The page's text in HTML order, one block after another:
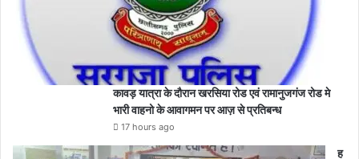
कावड़ यात्रा के दौरान खरसिया रोड एवं रामानुजगंज रोड मे
भारी वाहनो के आवागमन पर आज़ से प्रतिबन्ध
17 hours ago
ह